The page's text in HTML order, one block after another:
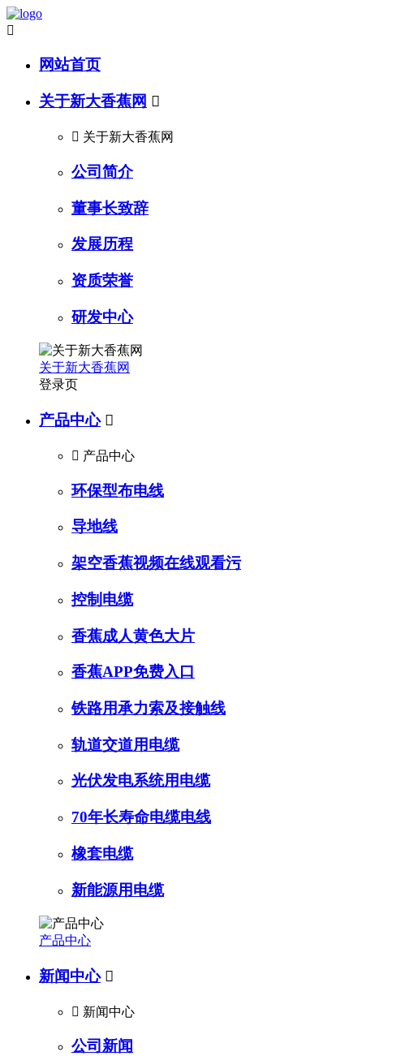

网站首页
关于新大香蕉网 
 关于新大香蕉网
公司简介
董事长致辞
发展历程
资质荣誉
研发中心
关于新大香蕉网
登录页
产品中心 
 产品中心
环保型布电线
导地线
架空香蕉视频在线观看污
控制电缆
香蕉成人黄色大片
香蕉APP免费入口
铁路用承力索及接触线
轨道交道用电缆
光伏发电系统用电缆
70年长寿命电缆电线
橡套电缆
新能源用电缆
产品中心
新闻中心 
 新闻中心
公司新闻